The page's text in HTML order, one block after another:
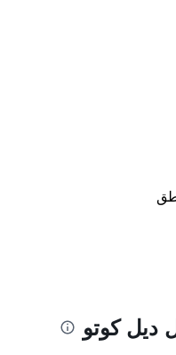
ديل كوتو